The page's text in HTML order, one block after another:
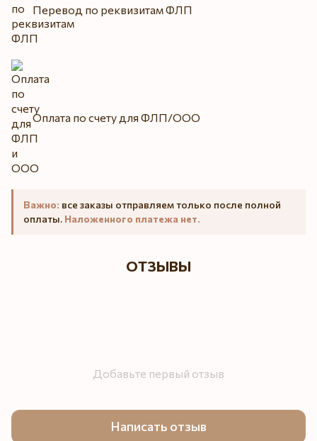
Перевод по реквизитам ФЛП
Оплата по счету для ФЛП/ООО
Важно: все заказы отправляем только после полной
оплаты. Наложенного платежа нет.
ОТЗЫВЫ
Добавьте первый отзыв
Написать отзыв